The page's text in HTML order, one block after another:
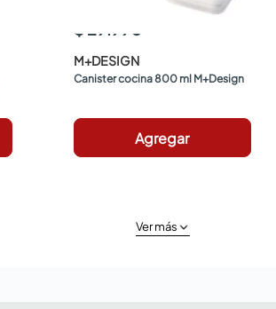
$ 29.990
M+DESIGN
Canister cocina 800 ml M+Design
Agregar
Ver más